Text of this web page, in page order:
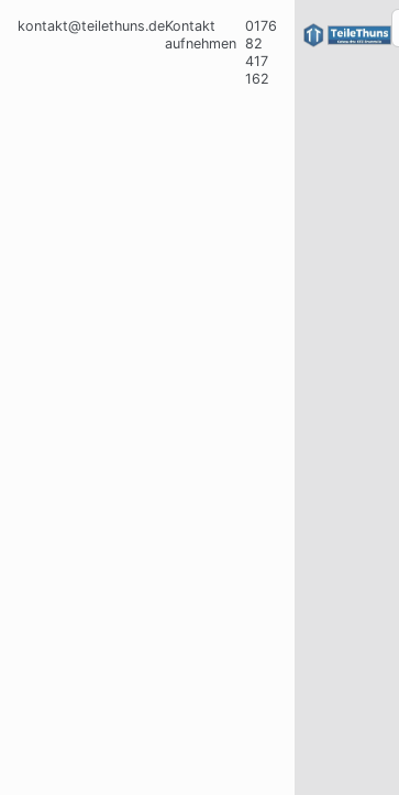
kontakt@teilethuns.deKontakt
aufnehmen
0176
82
417
162